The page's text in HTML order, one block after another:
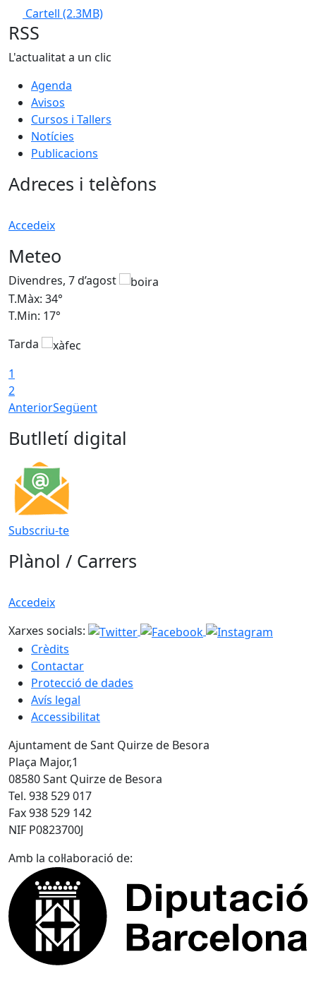
Cartell (2.3MB)
RSS
L'actualitat a un clic
Agenda
Avisos
Cursos i Tallers
Notícies
Publicacions
Adreces i telèfons
Accedeix
Meteo
Divendres, 7 d’agost
T.Màx: 34°
T.Min: 17°
Tarda
1
2
AnteriorSegüent
Butlletí digital
Subscriu-te
Plànol / Carrers
Accedeix
Xarxes socials:
Crèdits
Contactar
Protecció de dades
Avís legal
Accessibilitat
Ajuntament de Sant Quirze de Besora
Plaça Major,1
08580 Sant Quirze de Besora
Tel. 938 529 017
Fax 938 529 142
NIF P0823700J
Amb la col·laboració de: